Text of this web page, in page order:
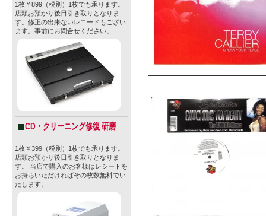
1枚￥899（税別）1枚でも承ります。
店頭お預かり後日引き取りとなりま
す。修正の出来ないレコードもござい
ます。事前にお問合せください。
CD・クリーニング修復 研磨
1枚￥399（税別）1枚でも承ります。
店頭お預かり後日引き取りとなりま
す。 当店で購入のお客様はレシートを
お持ちいただければその枚数無料でい
たします。